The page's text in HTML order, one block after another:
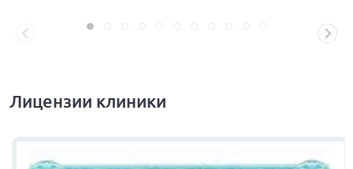
Лицензии клиники